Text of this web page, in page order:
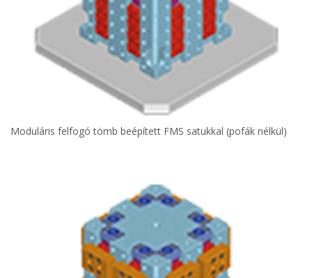
Moduláris felfogó tömb beépített FMS satukkal (pofák nélkül)